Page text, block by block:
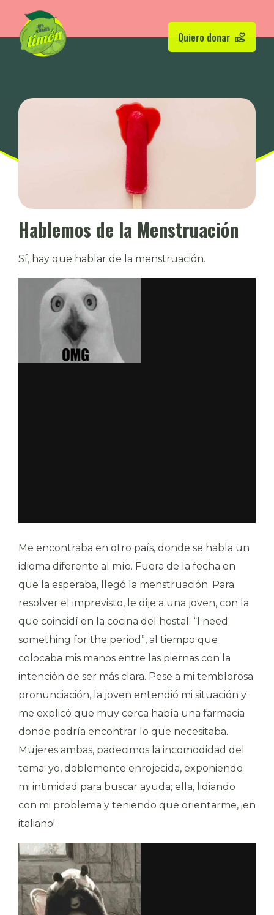
Quiero donar
Hablemos de la Menstruación
Sí, hay que hablar de la menstruación.
Me encontraba en otro país, donde se habla un
idioma diferente al mío. Fuera de la fecha en
que la esperaba, llegó la menstruación. Para
resolver el imprevisto, le dije a una joven, con la
que coincidí en la cocina del hostal: “I need
something for the period”, al tiempo que
colocaba mis manos entre las piernas con la
intención de ser más clara. Pese a mi temblorosa
pronunciación, la joven entendió mi situación y
me explicó que muy cerca había una farmacia
donde podría encontrar lo que necesitaba.
Mujeres ambas, padecimos la incomodidad del
tema: yo, doblemente enrojecida, exponiendo
mi intimidad para buscar ayuda; ella, lidiando
con mi problema y teniendo que orientarme, ¡en
italiano!